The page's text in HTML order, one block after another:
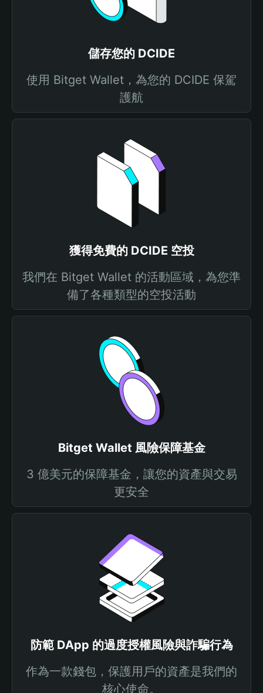
儲存您的 DCIDE
使用 Bitget Wallet，為您的 DCIDE 保駕
護航
獲得免費的 DCIDE 空投
我們在 Bitget Wallet 的活動區域，為您準
備了各種類型的空投活動
Bitget Wallet 風險保障基金
3 億美元的保障基金，讓您的資產與交易
更安全
防範 DApp 的過度授權風險與詐騙行為
作為一款錢包，保護用戶的資產是我們的
核心使命。